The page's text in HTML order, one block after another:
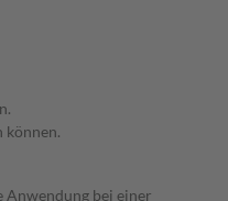
können.
Anwendung bei einer